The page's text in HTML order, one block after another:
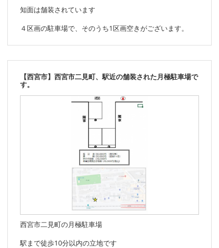
知面は舗装されています
４区画の駐車場で、そのうち1区画空きがございます。
【西宮市】西宮市二見町、駅近の舗装された月極駐車場で
す。
西宮市二見町の月極駐車場
駅まで徒歩10分以内の立地です